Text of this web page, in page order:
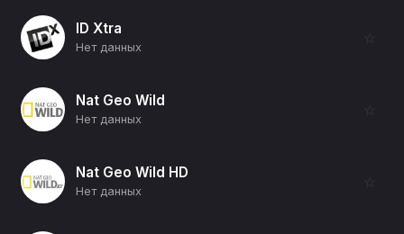
ID Xtra
Нет данных
☆
Nat Geo Wild
Нет данных
☆
Nat Geo Wild HD
Нет данных
☆